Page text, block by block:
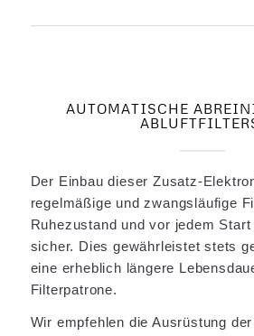
AUTOMATISCHE
Der Einbau dieser Zusatz-
regelmäßige und zwangsläufige
Ruhezustand und vor jedem
sicher. Dies gewährleistet stets
eine erheblich längere
Filterpatrone.
Wir empfehlen die Ausrüstung